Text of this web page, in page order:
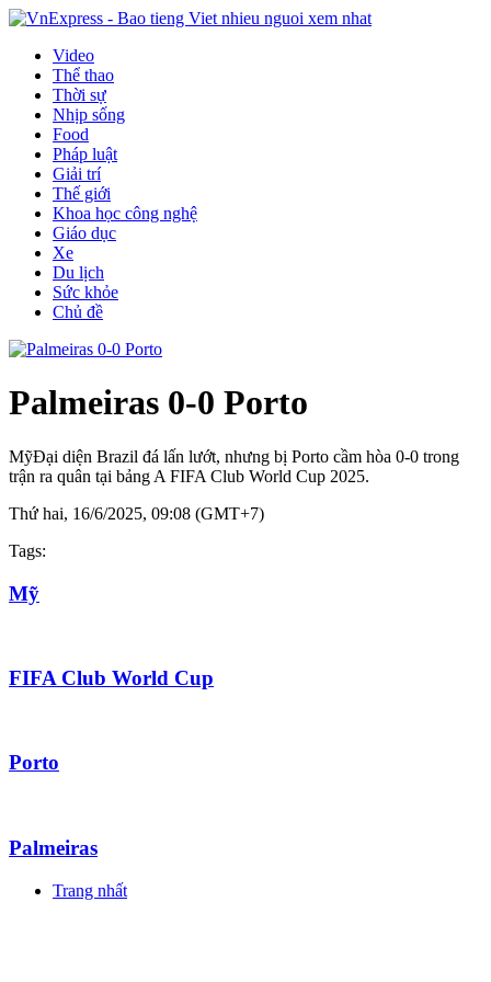
Video
Thể thao
Thời sự
Nhịp sống
Food
Pháp luật
Giải trí
Thế giới
Khoa học công nghệ
Giáo dục
Xe
Du lịch
Sức khỏe
Chủ đề
Palmeiras 0-0 Porto
MỹĐại diện Brazil đá lấn lướt, nhưng bị Porto cầm hòa 0-0 trong
trận ra quân tại bảng A FIFA Club World Cup 2025.
Thứ hai, 16/6/2025, 09:08 (GMT+7)
Tags:
Mỹ
FIFA Club World Cup
Porto
Palmeiras
Trang nhất